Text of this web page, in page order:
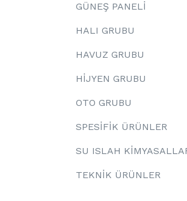
GÜNEŞ PANELİ
HALI GRUBU
HAVUZ GRUBU
HİJYEN GRUBU
OTO GRUBU
SPESİFİK ÜRÜNLER
SU ISLAH
TEKNİK ÜRÜNLER